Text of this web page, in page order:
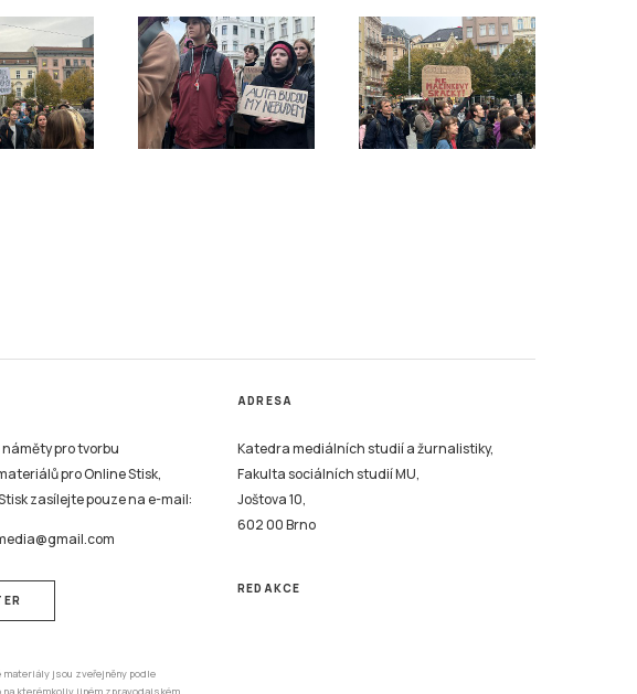
pro tvorbu
pro Online Stisk,
zasílejte pouze na e-mail:
jsou zveřejněny podle
ADRESA
Katedra mediálních studií a žurnalistiky,
Fakulta sociálních studií MU,
Joštova 10,
602 00 Brno
REDAKCE